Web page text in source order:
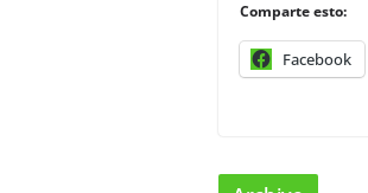
Comparte esto:
Facebook